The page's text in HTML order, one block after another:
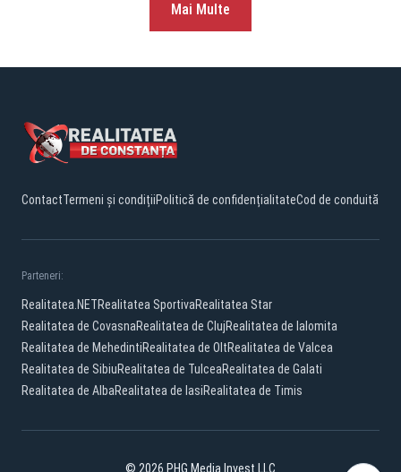
Mai Multe
ContactTermeni și condițiiPolitică de confidențialitateCod de conduită
Parteneri:
Realitatea.NETRealitatea SportivaRealitatea Star
Realitatea de CovasnaRealitatea de ClujRealitatea de Ialomita
Realitatea de MehedintiRealitatea de OltRealitatea de Valcea
Realitatea de SibiuRealitatea de TulceaRealitatea de Galati
Realitatea de AlbaRealitatea de IasiRealitatea de Timis
© 2026 PHG Media Invest LLC